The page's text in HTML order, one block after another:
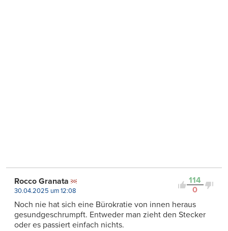
114
0
Rocco Granata
30.04.2025 um 12:08
Noch nie hat sich eine Bürokratie von innen heraus
gesundgeschrumpft. Entweder man zieht den Stecker
oder es passiert einfach nichts.